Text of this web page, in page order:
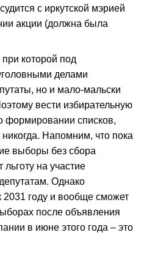
с иркутской мэрией
акции (должна была
которой под
делами
но и мало-мальски
вести избирательную
формировании списков,
никогда. Напомним, что пока
выборы без сбора
льготу на участие
Однако
2031 году и вообще сможет
после объявления
в июне этого года – это